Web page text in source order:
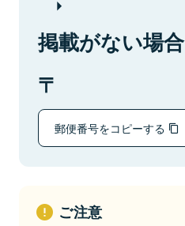
掲載がない場合
郵便番号をコピーする
ご注意